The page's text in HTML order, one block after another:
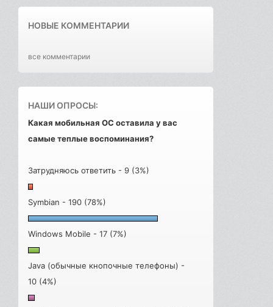
НОВЫЕ КОММЕНТАРИИ
все комментарии
НАШИ ОПРОСЫ:
Какая мобильная ОС оставила у вас
самые теплые воспоминания?
Затрудняюсь ответить - 9 (3%)
Symbian - 190 (78%)
Windows Mobile - 17 (7%)
Java (обычные кнопочные телефоны) -
10 (4%)